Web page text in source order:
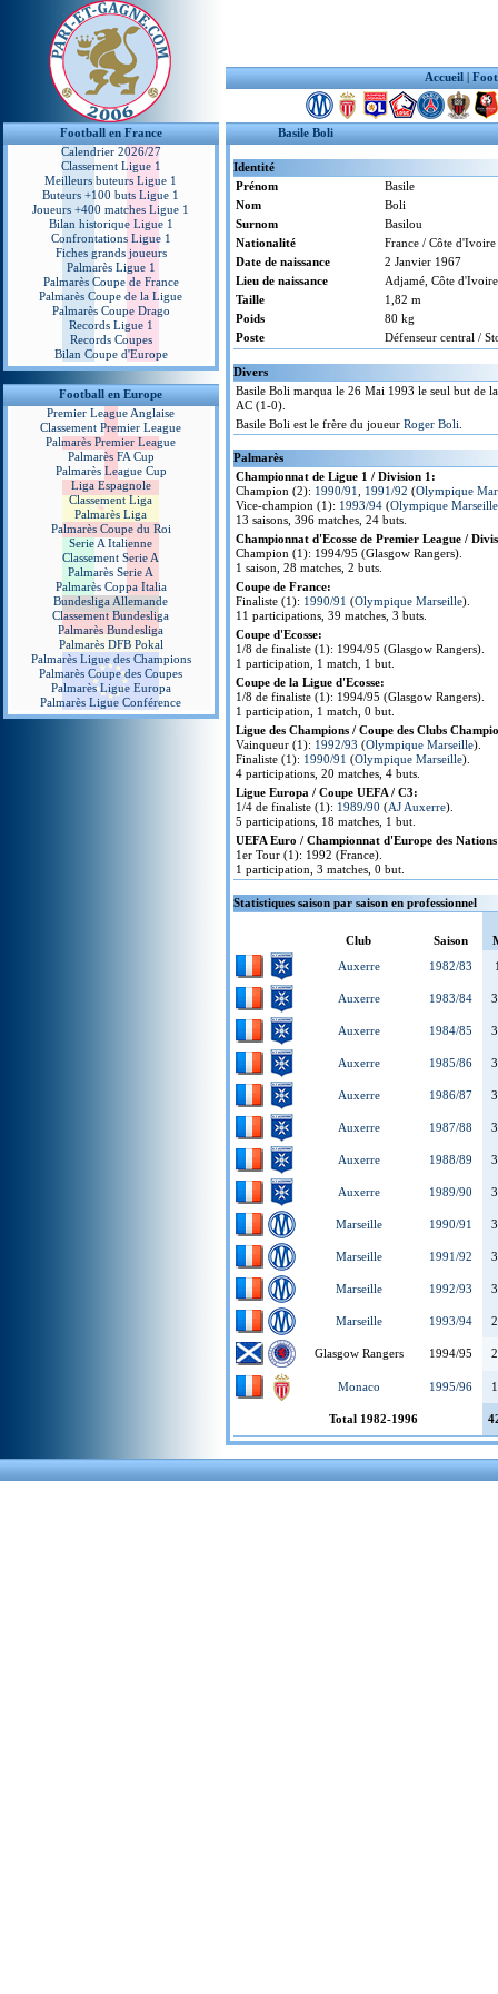
Accueil |
Football en France
Calendrier 2026/27
Classement Ligue 1
Meilleurs buteurs Ligue 1
Buteurs +100 buts Ligue 1
Joueurs +400 matches Ligue 1
Bilan historique Ligue 1
Confrontations Ligue 1
Fiches grands joueurs
Palmarès Ligue 1
Palmarès Coupe de France
Palmarès Coupe de la Ligue
Palmarès Coupe Drago
Records Ligue 1
Records Coupes
Bilan Coupe d'Europe
Football en Europe
Premier League Anglaise
Classement Premier League
Palmarès Premier League
Palmarès FA Cup
Palmarès League Cup
Liga Espagnole
Classement Liga
Palmarès Liga
Palmarès Coupe du Roi
Serie A Italienne
Classement Serie A
Palmarès Serie A
Palmarès Coppa Italia
Bundesliga Allemande
Classement Bundesliga
Palmarès Bundesliga
Palmarès DFB Pokal
Palmarès Ligue des Champions
Palmarès Coupe des Coupes
Palmarès Ligue Europa
Palmarès Ligue Conférence
Basile Boli
Identité
Prénom
Basile
Nom
Boli
Surnom
Basilou
Nationalité
France / Côte d'Ivoire
Date de naissance
2 Janvier 1967
Lieu de naissance
Adjamé, Côte d'Ivoire
Taille
1,82 m
Poids
80 kg
Poste
Défenseur central /
Divers
Basile Boli marqua le 26 Mai 1993 le seul but de
AC (1-0).
Basile Boli est le frère du joueur Roger Boli
Palmarès
Championnat de Ligue 1 / Division 1:
Champion (2): 1990/91 1991/92 (Olympique
Vice-champion (1): 1993/94 (Olympique Marseille
13 saisons, 396 matches, 24 buts.
Championnat d'Ecosse de Premier League /
Champion (1): 1994/95 (Glasgow Rangers).
1 saison, 28 matches, 2 buts.
Coupe de France:
Finaliste (1): 1990/91 (Olympique Marseille).
11 participations, 39 matches, 3 buts.
Coupe d'Ecosse:
1/8 de finaliste (1): 1994/95 (Glasgow Rangers).
1 participation, 1 match, 1 but.
Coupe de la Ligue d'Ecosse:
1/8 de finaliste (1): 1994/95 (Glasgow Rangers).
1 participation, 1 match, 0 but.
Ligue des Champions / Coupe des Clubs
Vainqueur (1): 1992/93 (Olympique Marseille).
Finaliste (1): 1990/91 (Olympique Marseille).
4 participations, 20 matches, 4 buts.
Ligue Europa / Coupe UEFA / C3:
1/4 de finaliste (1): 1989/90 (AJ Auxerre).
5 participations, 18 matches, 1 but.
UEFA Euro / Championnat d'Europe des
1er Tour (1): 1992 (France).
1 participation, 3 matches, 0 but.
Statistiques saison par saison en professionnel
Club Saison
Auxerre
1982/83
Auxerre 1983/84
Auxerre 1984/85
Auxerre 1985/86
Auxerre 1986/87
Auxerre 1987/88
Auxerre 1988/89
Auxerre 1989/90
Marseille 1990/91
Marseille 1991/92
Marseille 1992/93
Marseille 1993/94
Glasgow Rangers 1994/95
Monaco 1995/96
Total 1982-1996